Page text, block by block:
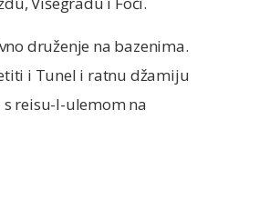
druženje na bazenima.
i Tunel i ratnu džamiju
reisu-l-ulemom na